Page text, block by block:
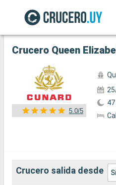
Ver las 72 fotos siguientes
5.0/5
Crucero salida desde